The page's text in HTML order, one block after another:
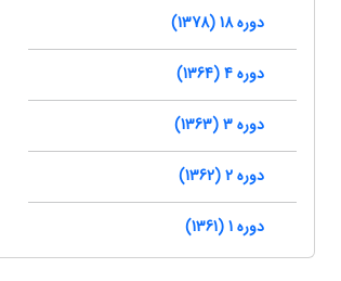
دوره 18 (1378)
دوره 4 (1364)
دوره 3 (1363)
دوره 2 (1362)
دوره 1 (1361)